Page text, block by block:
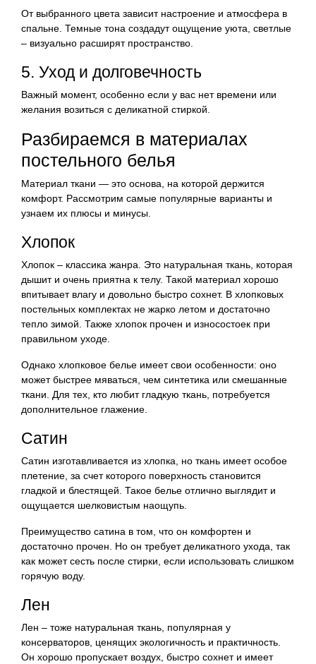
От выбранного цвета зависит настроение и атмосфера в
спальне. Темные тона создадут ощущение уюта, светлые
– визуально расширят пространство.
5. Уход и долговечность
Важный момент, особенно если у вас нет времени или
желания возиться с деликатной стиркой.
Разбираемся в материалах
постельного белья
Материал ткани — это основа, на которой держится
комфорт. Рассмотрим самые популярные варианты и
узнаем их плюсы и минусы.
Хлопок
Хлопок – классика жанра. Это натуральная ткань, которая
дышит и очень приятна к телу. Такой материал хорошо
впитывает влагу и довольно быстро сохнет. В хлопковых
постельных комплектах не жарко летом и достаточно
тепло зимой. Также хлопок прочен и износостоек при
правильном уходе.
Однако хлопковое белье имеет свои особенности: оно
может быстрее мяваться, чем синтетика или смешанные
ткани. Для тех, кто любит гладкую ткань, потребуется
дополнительное глажение.
Сатин
Сатин изготавливается из хлопка, но ткань имеет особое
плетение, за счет которого поверхность становится
гладкой и блестящей. Такое белье отлично выглядит и
ощущается шелковистым наощупь.
Преимущество сатина в том, что он комфортен и
достаточно прочен. Но он требует деликатного ухода, так
как может сесть после стирки, если использовать слишком
горячую воду.
Лен
Лен – тоже натуральная ткань, популярная у
консерваторов, ценящих экологичность и практичность.
Он хорошо пропускает воздух, быстро сохнет и имеет